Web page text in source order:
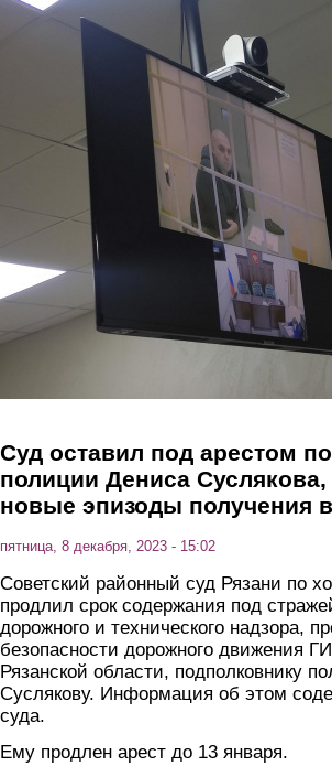
Перейти к основному содержанию
Суд оставил под арестом
полиции Дениса
новые эпизоды получения
пятница, 8 декабря, 2023 - 15:02
Советский районный суд Рязани по
продлил срок содержания под
дорожного и технического надзора,
безопасности дорожного движения
Рязанской области, подполковнику
Суслякову. Информация об этом
суда.
Ему продлен арест до 13 января.